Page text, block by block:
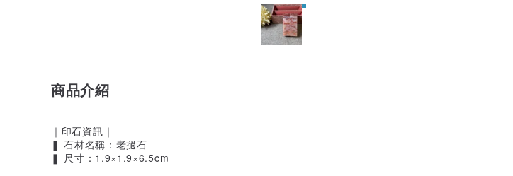
商品介紹
｜印石資訊｜
❚ 石材名稱：老撾石
❚ 尺寸：1.9×1.9×6.5cm